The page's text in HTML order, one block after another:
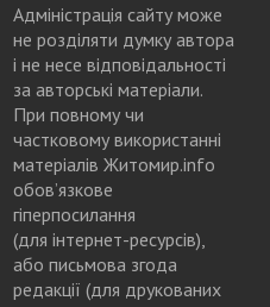
Адміністрація сайту може
не розділяти думку автора
і не несе відповідальності
за авторські матеріали.
При повному чи
частковому використанні
матеріалів Житомир.info
обов’язкове
гіперпосилання
(для інтернет-ресурсів),
або письмова згода
редакції (для друкованих